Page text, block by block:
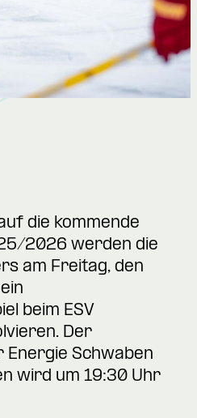
die kommende
2026 werden die
am Freitag, den
beim ESV
Der
Energie Schwaben
wird um 19:30 Uhr